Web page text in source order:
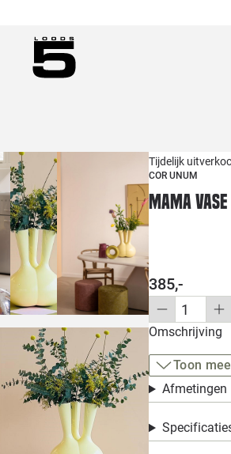
Tijdelijk
COR UNUM
Mama
385,-
Omschrijving
Toon
Afmetingen